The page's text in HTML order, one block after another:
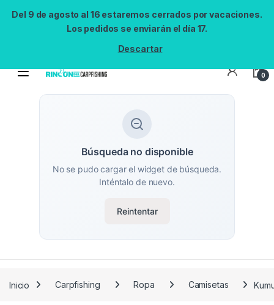
Del 9 de agosto al 16 estaremos cerrados por vacaciones.
Los pedidos se enviarán el día 17.
Descartar
0
Búsqueda no disponible
No se pudo cargar el widget de búsqueda.
Inténtalo de nuevo.
Reintentar
Inicio Carpfishing Ropa Camisetas